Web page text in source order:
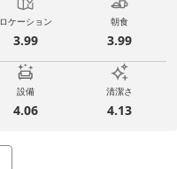
ロケーション
3.99
朝食
3.99
設備
4.06
清潔さ
4.13